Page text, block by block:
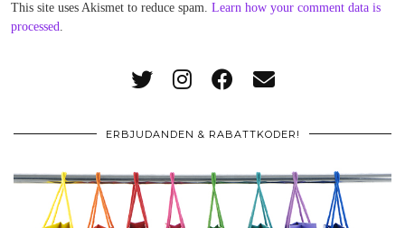
This site uses Akismet to reduce spam. Learn how your comment data is
processed.
ERBJUDANDEN & RABATTKODER!